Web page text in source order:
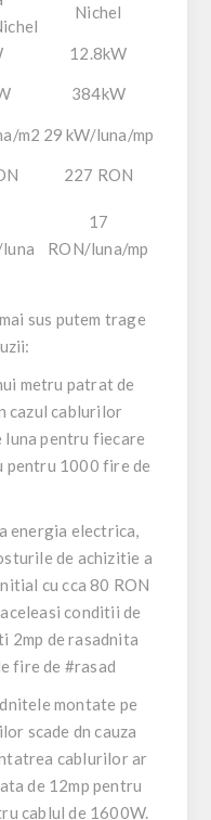
Nichel
12.8kW
384kW
m2 29 kW/luna/mp
227 RON
17
RON/luna/mp
sus putem trage
metru patrat de
cazul cablurilor
luna pentru fiecare
pentru 1000 fire de
energia electrica,
de achizitie a
cu cca 80 RON
conditii de
2mp de rasadnita
fire de #rasad
montate pe
scade dn cauza
cablurilor ar
de 12mp pentru
cablul de 1600W.